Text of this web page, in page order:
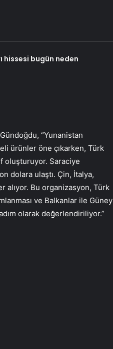
hissesi bugün neden
“Yunanistan
ürünler öne çıkarken, Türk
oluşturuyor. Saraciye
dolara ulaştı. Çin, İtalya,
alıyor. Bu organizasyon, Türk
ve Balkanlar ile Güney
olarak değerlendiriliyor.”